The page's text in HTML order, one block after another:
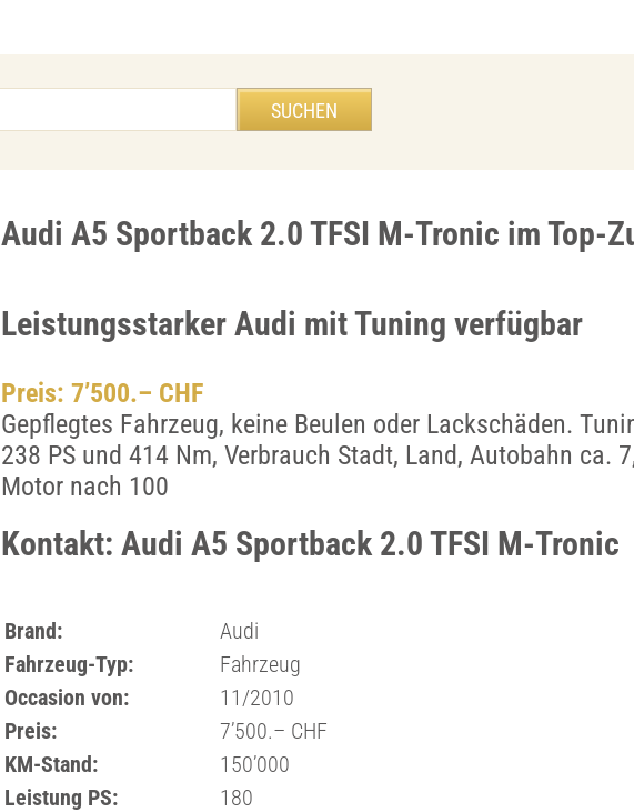
Audi A5 Sportback 2.0 TFSI M-Tronic im Top-
Leistungsstarker Audi mit Tuning verfügbar
Preis: 7’500.– CHF
Gepflegtes Fahrzeug, keine Beulen oder Lackschäden.
238 PS und 414 Nm, Verbrauch Stadt, Land, Autobahn ca.
Motor nach 100
Kontakt: Audi A5 Sportback 2.0 TFSI M-Tronic
Brand:
Audi
Fahrzeug-Typ:
Fahrzeug
Occasion von:
11/2010
Preis:
7’500.– CHF
KM-Stand:
150’000
Leistung PS:
180